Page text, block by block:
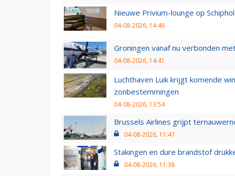
Nieuwe Privium-lounge op
04-08-2026, 14:46
Groningen vanaf nu verbonden
04-08-2026, 14:41
Luchthaven Luik krijgt komende
zonbestemmingen
04-08-2026, 13:54
Brussels Airlines grijpt
04-08-2026, 11:47
Stakingen en dure brandstof
04-08-2026, 11:38